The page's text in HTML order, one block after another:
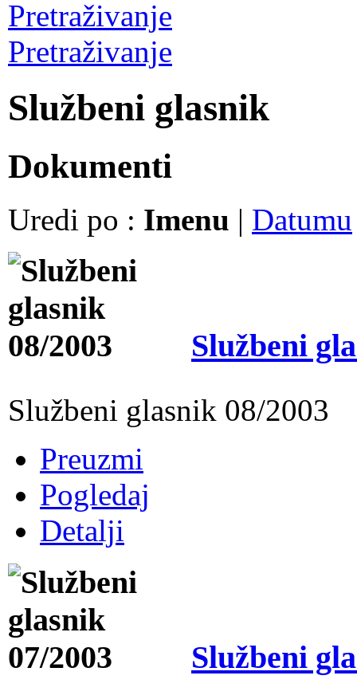
Pretraživanje
Službeni glasnik
Dokumenti
Uredi po : Imenu | Datumu
Službeni
Službeni glasnik 08/2003
Preuzmi
Pogledaj
Detalji
Službeni